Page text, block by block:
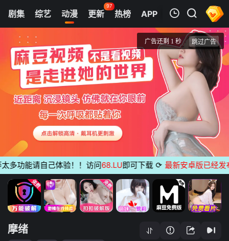
剧集 综艺 动漫 更新
97
热榜 APP
第05集
摩绪
清空
能请自己体验！！访问 68.LU即可下载 ⟳ 最新安卓版已经发布无
摩绪